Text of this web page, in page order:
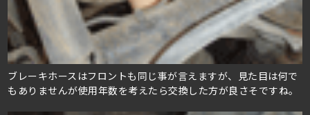
ブレーキホースはフロントも同じ事が言えますが、見た目は何で
もありませんが使用年数を考えたら交換した方が良さそですね。